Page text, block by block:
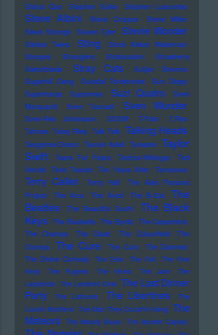
Status Quo
Stephan Sulke Stephen Luscombe
Steve Albini Steve Cropper
Steve Miller
Steve Strange Steven Tyler Stevie Wonder
Stieber Twins Sting
Stock Aitken Waterman
Stooges
Stranglers Stratocaster
Strawberry
Switchblade
Stray Cats
Sufjan Stevens
Sugarhill Gang
Suicidal Tendencies
Sun Diego
Supertramp
Supremes Suzi Quatro
Sven
Marquardt
Sven Tasnadi Sven Wunder
Sven-Ake Johansson SXSW T-Pain
T.Rex
Tahnee Talay Riley Talk Talk Talking Heads
Tangerine Dream Tanner Adell Tarwater Taylor
Swift
Tears For Fears Techno-Wikinger
Ted
Herold
Teho Teardo Ten Years After Terranova
Terry Callier Terry Hall
The Alan Parsons
Project
The Arcs The Avicii The B-52s
The
Beatles
The Beautiful South
The Black
Keys The Bluebells The Byrds The Carpenters
The Champs
The Clash The Colourfield
The
Cramps
The Cure The Curs
The Damned
The Divine Comedy
The Eels The Fall
The Five
Keys
The Fugees The Hives The Jam
The
Ladybirds The Lambrini Girls The Last Dinner
Party
The Lathums The Libertines
The
Louvin Brothers The Man They Could'nt Hang The
Meteors The Moody Blues The Murder Capital